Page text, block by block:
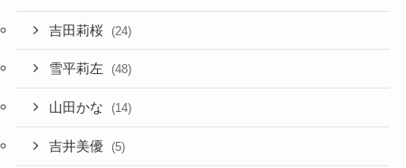
吉田莉桜 (24)
雪平莉左 (48)
山田かな (14)
吉井美優 (5)